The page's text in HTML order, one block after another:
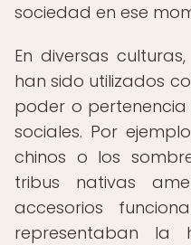
sociedad en ese
En diversas
han sido utilizados
poder o
sociales. Por
chinos o los
tribus nativas
accesorios
representaban la